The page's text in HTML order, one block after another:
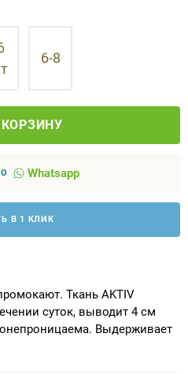
6-8
КОРЗИНУ
Whatsapp
В 1 КЛИК
Ткань AKTIV
суток, выводит 4 см
Выдерживает
для
подушки
Оборудование